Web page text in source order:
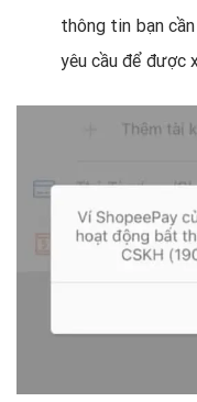
thông tin bạn
yêu cầu để được